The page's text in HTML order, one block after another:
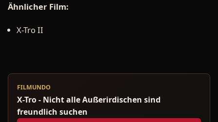
Ähnlicher Film:
X-Tro II
FILMUNDO
X-Tro - Nicht alle Außerirdischen sind
freundlich suchen